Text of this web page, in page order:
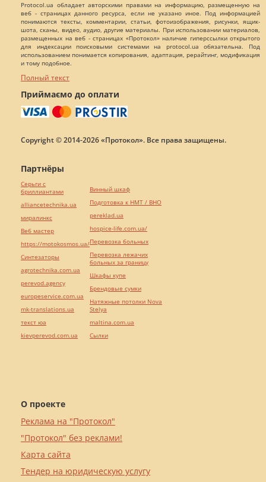
Protocol.ua обладает авторскими правами на информацию, размещенную на
веб - страницах данного ресурса, если не указано иное. Под информацией
понимаются тексты, комментарии, статьи, фотоизображения, рисунки, ящик-
шота, сканы, видео, аудио, другие материалы. При использовании материалов,
размещенных на веб - страницах «Протокол» наличие гиперссылки открытого
для индексации поисковыми системами на protocol.ua обязательна. Под
использованием понимается копирования, адаптация, рерайтинг, модификация
и тому подобное.
Полный текст
Приймаємо до оплати
Copyright © 2014-2026 «Протокол». Все права защищены.
О проекте
Реклама на "Протокол"
"Протокол" без реклами!
Карта сайта
Тендер на юридическую услугу
Партнёры
Серьги с
бриллиантами
alliancetechnika.ua
миралинкс
Веб мастер
https://motokosmos.ua/
Синтезаторы
agrotechnika.com.ua
perevod.agency
europeservice.com.ua
mk-translations.ua
текст юа
kievperevod.com.ua
Винный шкаф
Подготовка к НМТ / ВНО
pereklad.ua
hospice-life.com.ua/
Перевозка больных
Перевозка лежачих
больных за границу
Шкафы купе
Брендовые сумки
Натяжные потолки Nova
Stelya
maltina.com.ua
Cылки